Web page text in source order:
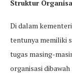
Struktur
Di dalam
tentunya memiliki
tugas masing-
organisasi